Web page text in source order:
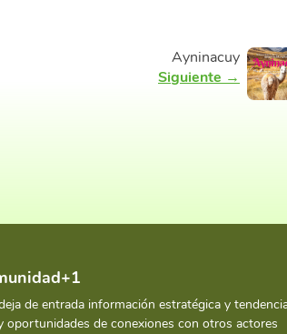
Ayninacuy
Siguiente →
de entrada información estratégica y
oportunidades de conexiones con otros actores